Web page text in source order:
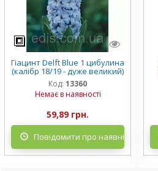
Гіацинт Delft Blue 1 цибулина
(калібр 18/19 - дуже великий)
Код: 13360
Немає в наявності
59,89 грн.
Повідомити про наявність